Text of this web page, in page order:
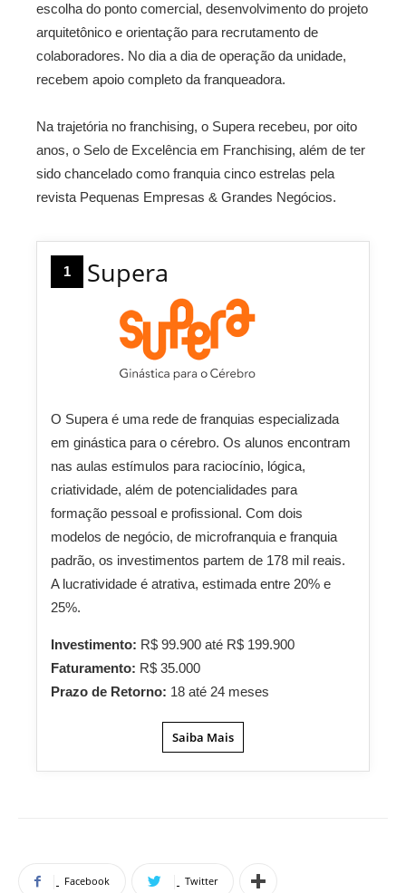
escolha do ponto comercial, desenvolvimento do projeto
arquitetônico e orientação para recrutamento de
colaboradores. No dia a dia de operação da unidade,
recebem apoio completo da franqueadora.
Na trajetória no franchising, o Supera recebeu, por oito
anos, o Selo de Excelência em Franchising, além de ter
sido chancelado como franquia cinco estrelas pela
revista Pequenas Empresas & Grandes Negócios.
1 Supera
O Supera é uma rede de franquias especializada
em ginástica para o cérebro. Os alunos encontram
nas aulas estímulos para raciocínio, lógica,
criatividade, além de potencialidades para
formação pessoal e profissional. Com dois
modelos de negócio, de microfranquia e franquia
padrão, os investimentos partem de 178 mil reais.
A lucratividade é atrativa, estimada entre 20% e
25%.
Investimento: R$ 99.900 até R$ 199.900
Faturamento: R$ 35.000
Prazo de Retorno: 18 até 24 meses
Saiba Mais
Facebook Twitter